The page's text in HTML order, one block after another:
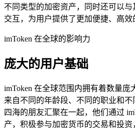
不同类型的加密资产，同时还可以
交互，为用户提供了更加便捷、高效
imToken 在全球的影响力
庞大的用户基础
imToken 在全球范围内拥有着数量庞
来自不同的年龄段、不同的职业和
四海的朋友汇聚在一起，他们通过
产，积极参与加密货币的交易和投